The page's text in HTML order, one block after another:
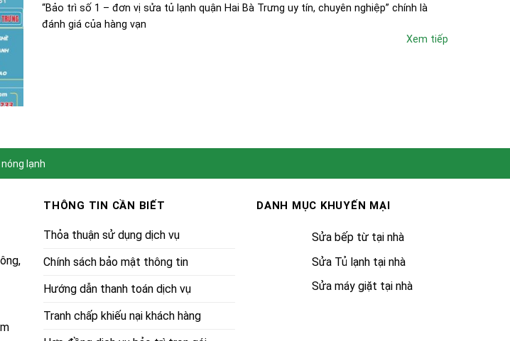
“Bảo trì số 1 – đơn vị sửa tủ lạnh quận Hai Bà Trưng uy tín, chuyên nghiệp” chính là
đánh giá của hàng vạn
Xem tiếp
lạnh
THÔNG TIN CẦN BIẾT
Thỏa thuận sử dụng dịch vụ
Chính sách bảo mật thông tin
Hướng dẫn thanh toán dịch vụ
Tranh chấp khiếu nại khách hàng
DANH MỤC KHUYẾN MẠI
Sửa bếp từ tại nhà
Sửa Tủ lạnh tại nhà
Sửa máy giặt tại nhà